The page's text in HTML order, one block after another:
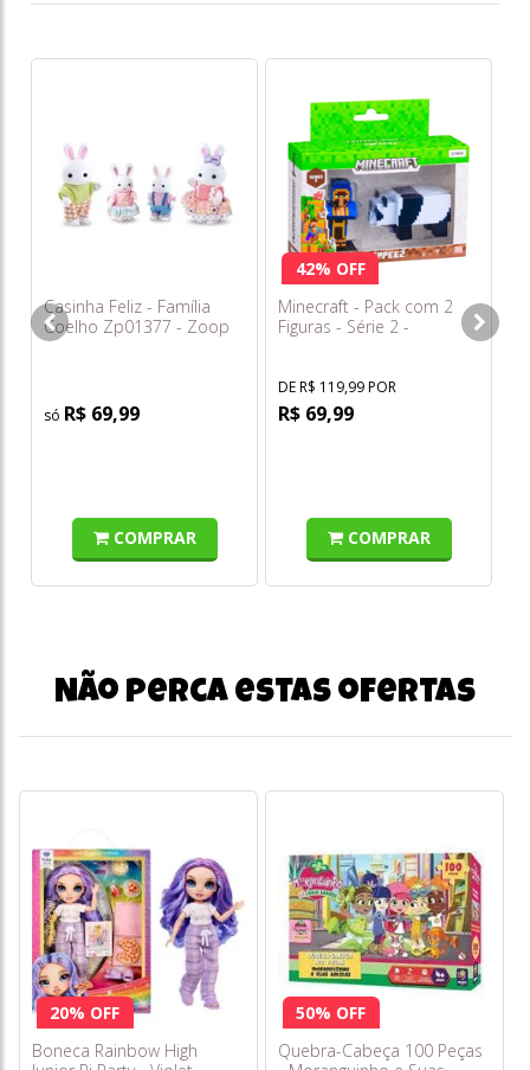
Casinha Feliz - Família
Coelho Zp01377 - Zoop
Toys
R$ 69,99
COMPRAR
42% OFF
Minecraft - Pack com 2
Figuras - Série 2 -
DE R$ 119,99 POR
R$ 69,99
COMPRAR
Não perca estas ofertas
20% OFF
Boneca Rainbow High
50% OFF
Quebra-Cabeça 100 Peças